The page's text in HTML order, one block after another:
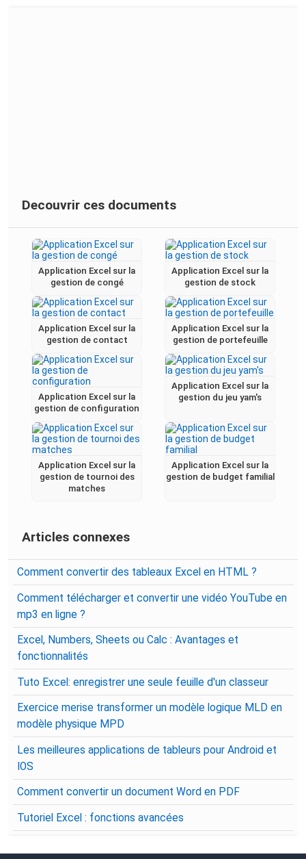
Decouvrir ces documents
Application Excel sur la
gestion de congé
Application Excel sur la
gestion de stock
Application Excel sur la
gestion de contact
Application Excel sur la
gestion de portefeuille
Application Excel sur la
gestion de configuration
Application Excel sur la
gestion du jeu yam's
Application Excel sur la
gestion de tournoi des
matches
Application Excel sur la
gestion de budget familial
Articles connexes
Comment convertir des tableaux Excel en HTML ?
Comment télécharger et convertir une vidéo YouTube en
mp3 en ligne ?
Excel, Numbers, Sheets ou Calc : Avantages et
fonctionnalités
Tuto Excel: enregistrer une seule feuille d'un classeur
Exercice merise transformer un modèle logique MLD en
modèle physique MPD
Les meilleures applications de tableurs pour Android et
IOS
Comment convertir un document Word en PDF
Tutoriel Excel : fonctions avancées